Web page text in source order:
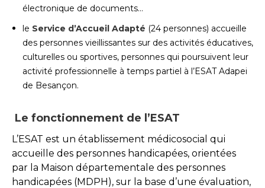
électronique de documents…
le Service d’Accueil Adapté (24 personnes) accueille
des personnes vieillissantes sur des activités éducatives,
culturelles ou sportives, personnes qui poursuivent leur
activité professionnelle à temps partiel à l’ESAT Adapei
de Besançon.
Le fonctionnement de l’ESAT
L’ESAT est un établissement médicosocial qui
accueille des personnes handicapées, orientées
par la Maison départementale des personnes
handicapées (MDPH), sur la base d’une évaluation,